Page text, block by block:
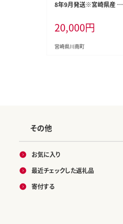
8年9月発送※宮崎県産 豚
産 肉 豚肉 ぶた ロース 豚バ
ラ とんかつ 焼肉 ミヤチク 】
［D00634r809］
20,000円
宮崎県川南町
その他
お気に入り
最近チェックした返礼品
寄付する